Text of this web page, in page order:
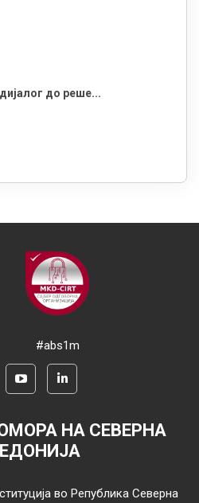
до реше...
#abs1m
НА СЕВЕРНА
во Република Северна